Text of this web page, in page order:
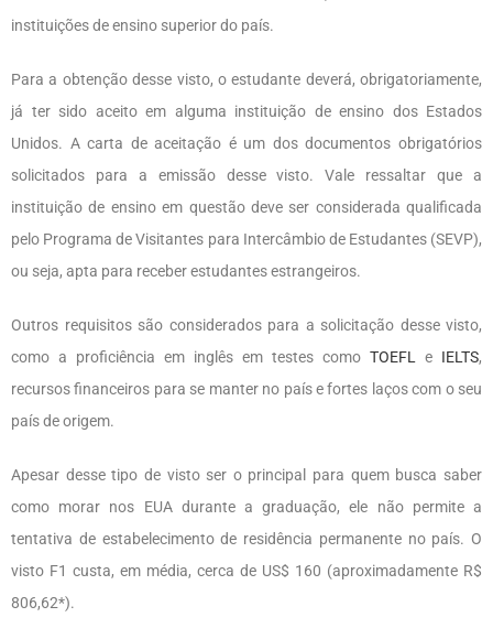
instituições de ensino superior do país.
Para a obtenção desse visto, o estudante deverá, obrigatoriamente,
já ter sido aceito em alguma instituição de ensino dos Estados
Unidos. A carta de aceitação é um dos documentos obrigatórios
solicitados para a emissão desse visto. Vale ressaltar que a
instituição de ensino em questão deve ser considerada qualificada
pelo Programa de Visitantes para Intercâmbio de Estudantes (SEVP),
ou seja, apta para receber estudantes estrangeiros.
Outros requisitos são considerados para a solicitação desse visto,
como a proficiência em inglês em testes como TOEFL e IELTS,
recursos financeiros para se manter no país e fortes laços com o seu
país de origem.
Apesar desse tipo de visto ser o principal para quem busca saber
como morar nos EUA durante a graduação, ele não permite a
tentativa de estabelecimento de residência permanente no país. O
visto F1 custa, em média, cerca de US$ 160 (aproximadamente R$
806,62*).